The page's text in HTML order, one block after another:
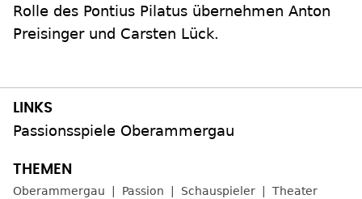
Rolle des Pontius Pilatus übernehmen Anton
Preisinger und Carsten Lück.
Passionsspiele Oberammergau
Oberammergau Passion Schauspieler Theater